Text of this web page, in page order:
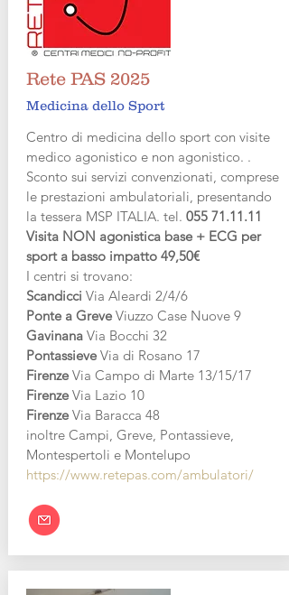
Rete PAS 2025
Medicina dello Sport
Centro di medicina dello sport con visite
medico agonistico e non agonistico. .
Sconto sui servizi convenzionati, comprese
le prestazioni ambulatoriali, presentando
la tessera MSP ITALIA. tel. 055 71.11.11
Visita NON agonistica base + ECG per
sport a basso impatto 49,50€
I centri si trovano:
Scandicci Via Aleardi 2/4/6
Ponte a Greve Viuzzo Case Nuove 9
Gavinana Via Bocchi 32
PontassieveVia di Rosano 17
Firenze Via Campo di Marte 13/15/17
Firenze Via Lazio 10
Firenze Via Baracca 48
inoltre Campi, Greve, Pontassieve,
Montespertoli e Montelupo
https://www.retepas.com/ambulatori/